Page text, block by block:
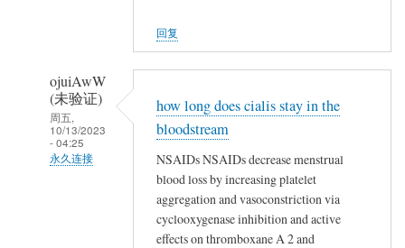
验
证)
回
复
回复
ojuiAwW
(未验证)
周五,
10/13/2023
- 04:25
永久连接
how long does cialis stay in the
bloodstream
NSAIDs NSAIDs decrease menstrual
blood loss by increasing platelet
aggregation and vasoconstriction via
cyclooxygenase inhibition and active
effects on thromboxane A 2 and